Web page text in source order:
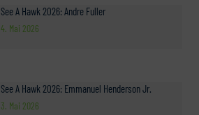
See A Hawk 2026: Andre Fuller
4. Mai 2026
See A Hawk 2026: Emmanuel Henderson Jr.
3. Mai 2026